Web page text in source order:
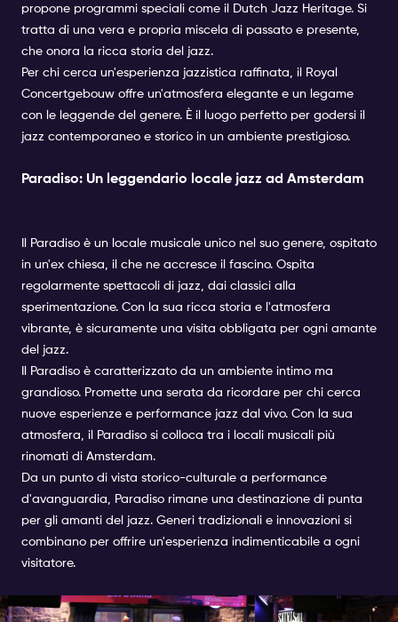
propone programmi speciali come il Dutch Jazz Heritage. Si
tratta di una vera e propria miscela di passato e presente,
che onora la ricca storia del jazz.
Per chi cerca un'esperienza jazzistica raffinata, il Royal
Concertgebouw offre un'atmosfera elegante e un legame
con le leggende del genere. È il luogo perfetto per godersi il
jazz contemporaneo e storico in un ambiente prestigioso.
Paradiso: Un leggendario locale jazz ad Amsterdam
Il Paradiso è un locale musicale unico nel suo genere, ospitato
in un'ex chiesa, il che ne accresce il fascino. Ospita
regolarmente spettacoli di jazz, dai classici alla
sperimentazione. Con la sua ricca storia e l'atmosfera
vibrante, è sicuramente una visita obbligata per ogni amante
del jazz.
Il Paradiso è caratterizzato da un ambiente intimo ma
grandioso. Promette una serata da ricordare per chi cerca
nuove esperienze e performance jazz dal vivo. Con la sua
atmosfera, il Paradiso si colloca tra i locali musicali più
rinomati di Amsterdam.
Da un punto di vista storico-culturale a performance
d'avanguardia, Paradiso rimane una destinazione di punta
per gli amanti del jazz. Generi tradizionali e innovazioni si
combinano per offrire un'esperienza indimenticabile a ogni
visitatore.